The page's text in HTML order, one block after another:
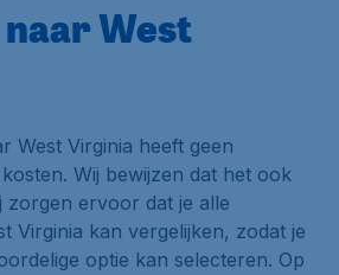
West
West Virginia heeft geen
Wij bewijzen dat het ook
zorgen ervoor dat je alle
Virginia kan vergelijken, zodat je
optie kan selecteren. Op